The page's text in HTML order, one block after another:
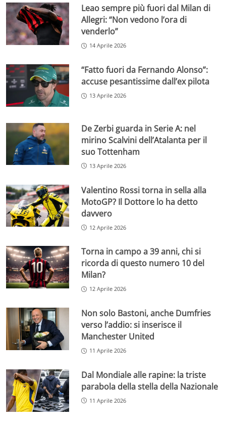
Leao sempre più fuori dal Milan di
Allegri: “Non vedono l’ora di
venderlo”
14 Aprile 2026
“Fatto fuori da Fernando Alonso”:
accuse pesantissime dall’ex pilota
13 Aprile 2026
De Zerbi guarda in Serie A: nel
mirino Scalvini dell’Atalanta per il
suo Tottenham
13 Aprile 2026
Valentino Rossi torna in sella alla
MotoGP? Il Dottore lo ha detto
davvero
12 Aprile 2026
Torna in campo a 39 anni, chi si
ricorda di questo numero 10 del
Milan?
12 Aprile 2026
Non solo Bastoni, anche Dumfries
verso l’addio: si inserisce il
Manchester United
11 Aprile 2026
Dal Mondiale alle rapine: la triste
parabola della stella della Nazionale
11 Aprile 2026